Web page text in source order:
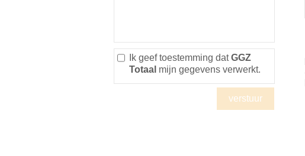
Ik geef toestemming datGGZ
Totaal mijn gegevens verwerkt.